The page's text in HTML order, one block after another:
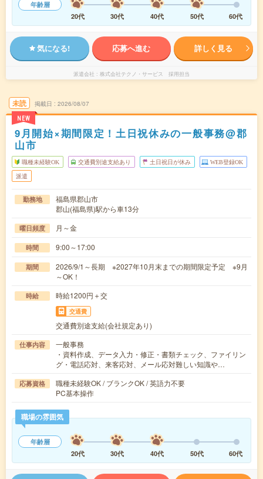
年齢層
20代
30代 40代 50代 60代
気になる! 応募へ進む 詳しく見る
派遣会社 株式会社テクノ・サービス 採用担当
未読
NEW
掲載日 2026/08/07
9月開始×期間限定！土日祝休みの一般事務@郡
山市
職種未経験OK 交通費別途支給あり 土日祝日が休み WEB登録OK
派遣
勤務地
福島県郡山市
郡山(福島県)駅から車13分
曜日頻度 月～金
時間 9:00～17:00
期間
2026/9/1～長期 ※2027年10月末までの期間限定予定 ※9月
～OK！
時給 時給1200円＋交
交通費
交通費別途支給(会社規定あり)
仕事内容
一般事務
・資料作成、データ入力・修正・書類チェック、ファイリン
グ・電話応対、来客応対、メール応対難しい知識や…
応募資格
職種未経験OK / ブランクOK / 英語力不要
PC基本操作
職場の雰囲気
年齢層
20代
30代 40代 50代 60代